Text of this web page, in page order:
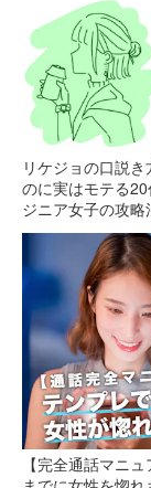
リケジョの口説
のに実はモテる
ジニア女子の攻略
【完全通話マニ